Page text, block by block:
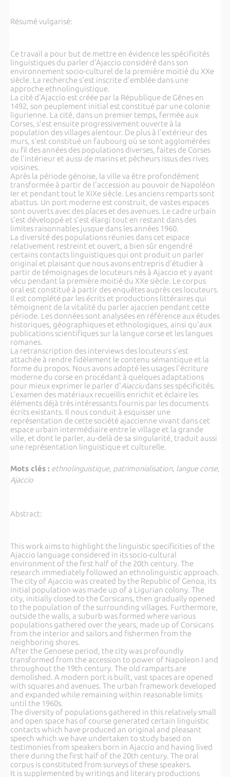
Résumé vulgarisé:
Ce travail a pour but de mettre en évidence les spécificités
linguistiques du parler d'Ajaccio considéré dans son
environnement socio-culturel de la première moitié du XXe
siècle. La recherche s'est inscrite d'emblée dans une
approche ethnolinguistique.
La cité d'Ajaccio est créée par la République de Gênes en
1492, son peuplement initial est constitué par une colonie
ligurienne. La cité, dans un premier temps, fermée aux
Corses, s'est ensuite progressivement ouverte à la
population des villages alentour. De plus à l'extérieur des
murs, s'est constitué un faubourg où se sont agglomérées
au fil des années des populations diverses, faites de Corses
de l'intérieur et aussi de marins et pêcheurs issus des rives
voisines.
Après la période génoise, la ville va être profondément
transformée à partir de l'accession au pouvoir de Napoléon
Ier et pendant tout le XIXe siècle. Les anciens remparts sont
abattus. Un port moderne est construit, de vastes espaces
sont ouverts avec des places et des avenues. Le cadre urbain
s'est développé et s'est élargi tout en restant dans des
limites raisonnables jusque dans les années 1960.
La diversité des populations réunies dans cet espace
relativement restreint et ouvert, a bien sûr engendré
certains contacts linguistiques qui ont produit un parler
original et plaisant que nous avons entrepris d'étudier à
partir de témoignages de locuteurs nés à Ajaccio et y ayant
vécu pendant la première moitié du XXe siècle. Le corpus
oral est constitué à partir des enquêtes auprès ces locuteurs.
Il est complété par les écrits et productions littéraires qui
témoignent de la vitalité du parler ajaccien pendant cette
période. Les données sont analysées en référence aux études
historiques, géographiques et ethnologiques, ainsi qu'aux
publications scientifiques sur la langue corse et les langues
romanes.
La retranscription des interviews des locuteurs s'est
attachée à rendre fidèlement le contenu sémantique et la
forme du propos. Nous avons adopté les usages l'écriture
moderne du corse en procédant à quelques adaptations
pour mieux exprimer le parler d'Aiacciudans ses spécificités.
L'examen des matériaux recueillis enrichit et éclaire les
éléments déjà très intéressants fournis par les documents
écrits existants. Il nous conduit à esquisser une
représentation de cette société ajaccienne vivant dans cet
espace urbain intermédiaire entre le village et la grande
ville, et dont le parler, au-delà de sa singularité, traduit aussi
une représentation linguistique et culturelle.
Mots clés : ethnolinguistique, patrimonialisation, langue corse,
Ajaccio
Abstract:
This work aims to highlight the linguistic specificities of the
Ajaccio language considered in its socio-cultural
environment of the first half of the 20th century. The
research immediately followed an ethnolinguistic approach.
The city of Ajaccio was created by the Republic of Genoa, its
initial population was made up of a Ligurian colony. The
city, initially closed to the Corsicans, then gradually opened
to the population of the surrounding villages. Furthermore,
outside the walls, a suburb was formed where various
populations gathered over the years, made up of Corsicans
from the interior and sailors and fishermen from the
neighboring shores.
After the Genoese period, the city was profoundly
transformed from the accession to power of Napoleon I and
throughout the 19th century. The old ramparts are
demolished. A modern port is built, vast spaces are opened
with squares and avenues. The urban framework developed
and expanded while remaining within reasonable limits
until the 1960s.
The diversity of populations gathered in this relatively small
and open space has of course generated certain linguistic
contacts which have produced an original and pleasant
speech which we have undertaken to study based on
testimonies from speakers born in Ajaccio and having lived
there during the first half of the 20th century. The oral
corpus is constituted from surveys of these speakers.
It is supplemented by writings and literary productions